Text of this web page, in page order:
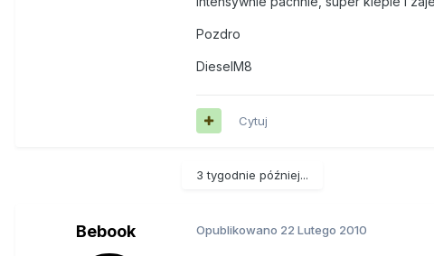
Pozdro
DieselM8
Cytuj
3 tygodnie później...
Bebook Opublikowano 22 Lutego 2010